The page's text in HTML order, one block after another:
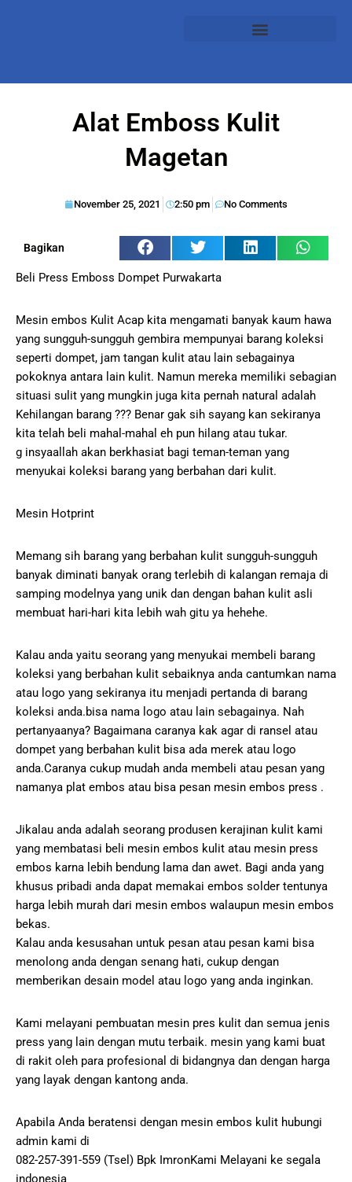
Alat Emboss Kulit
Magetan
November 25, 2021 2:50 pm No Comments
Bagikan
Beli Press Emboss Dompet Purwakarta
Mesin embos Kulit Acap kita mengamati banyak kaum hawa
yang sungguh-sungguh gembira mempunyai barang koleksi
seperti dompet, jam tangan kulit atau lain sebagainya
pokoknya antara lain kulit. Namun mereka memiliki sebagian
situasi sulit yang mungkin juga kita pernah natural adalah
Kehilangan barang ??? Benar gak sih sayang kan sekiranya
kita telah beli mahal-mahal eh pun hilang atau tukar.
g insyaallah akan berkhasiat bagi teman-teman yang
menyukai koleksi barang yang berbahan dari kulit.
Mesin Hotprint
Memang sih barang yang berbahan kulit sungguh-sungguh
banyak diminati banyak orang terlebih di kalangan remaja di
samping modelnya yang unik dan dengan bahan kulit asli
membuat hari-hari kita lebih wah gitu ya hehehe.
Kalau anda yaitu seorang yang menyukai membeli barang
koleksi yang berbahan kulit sebaiknya anda cantumkan nama
atau logo yang sekiranya itu menjadi pertanda di barang
koleksi anda.bisa nama logo atau lain sebagainya. Nah
pertanyaanya? Bagaimana caranya kak agar di ransel atau
dompet yang berbahan kulit bisa ada merek atau logo
anda.Caranya cukup mudah anda membeli atau pesan yang
namanya plat embos atau bisa pesan mesin embos press .
Jikalau anda adalah seorang produsen kerajinan kulit kami
yang membatasi beli mesin embos kulit atau mesin press
embos karna lebih bendung lama dan awet. Bagi anda yang
khusus pribadi anda dapat memakai embos solder tentunya
harga lebih murah dari mesin embos walaupun mesin embos
bekas.
Kalau anda kesusahan untuk pesan atau pesan kami bisa
menolong anda dengan senang hati, cukup dengan
memberikan desain model atau logo yang anda inginkan.
Kami melayani pembuatan mesin pres kulit dan semua jenis
press yang lain dengan mutu terbaik. mesin yang kami buat
di rakit oleh para profesional di bidangnya dan dengan harga
yang layak dengan kantong anda.
Apabila Anda beratensi dengan mesin embos kulit hubungi
admin kami di
082-257-391-559 (Tsel) Bpk ImronKami Melayani ke segala
indonesia